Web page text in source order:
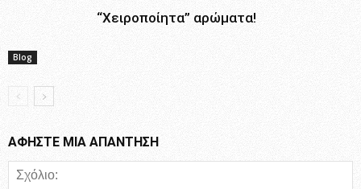
Blog
“Χειροποίητα” αρώματα!
ΑΦΗΣΤΕ ΜΙΑ ΑΠΑΝΤΗΣΗ